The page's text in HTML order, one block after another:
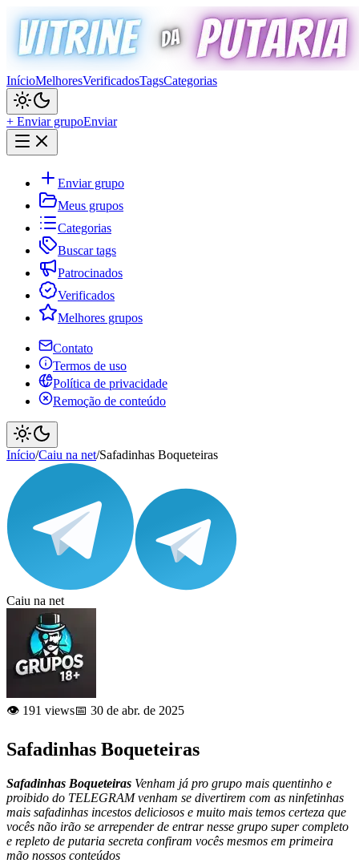
InícioMelhoresVerificadosTagsCategorias
+ Enviar grupoEnviar
Enviar grupo
Meus grupos
Categorias
Buscar tags
Patrocinados
Verificados
Melhores grupos
Contato
Termos de uso
Política de privacidade
Remoção de conteúdo
Início/Caiu na net/Safadinhas Boqueteiras
Caiu na net
👁️ 191 views📅 30 de abr. de 2025
Safadinhas Boqueteiras
Safadinhas Boqueteiras Venham já pro grupo mais quentinho e
proibido do TELEGRAM venham se divertirem com as ninfetinhas
mais safadinhas incestos deliciosos e muito mais temos certeza que
vocês não irão se arrepender de entrar nesse grupo super completo
e repleto de putaria secreta confiram vocês mesmos em primeira
mão nossos conteúdos